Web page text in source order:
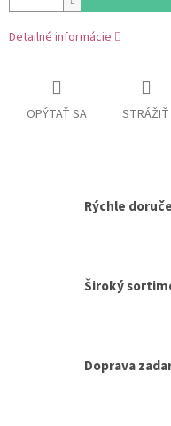
Detailné informácie
OPÝTAŤ SA STRÁŽIŤ
Rýchle
Široký
Doprava